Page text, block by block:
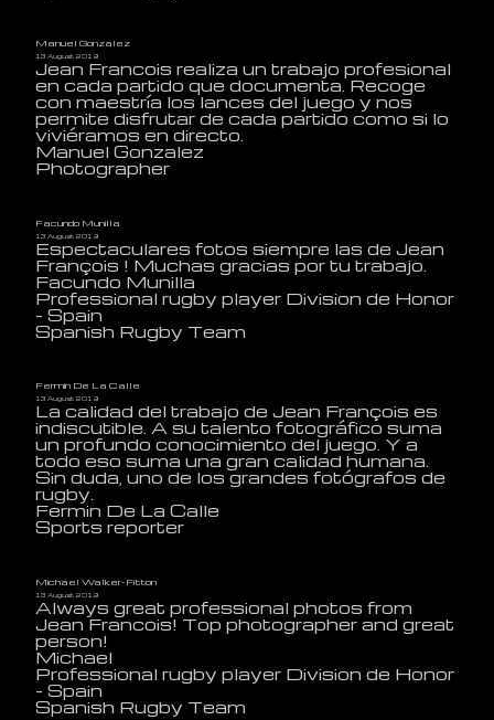
Manuel Gonzalez
13 August 2019
Jean Francois realiza un trabajo profesional
en cada partido que documenta. Recoge
con maestría los lances del juego y nos
permite disfrutar de cada partido como si lo
viviéramos en directo.
Manuel Gonzalez
Photographer
Facundo Munilla
13 August 2019
Espectaculares fotos siempre las de Jean
François ! Muchas gracias por tu trabajo.
Facundo Munilla
Professional rugby player Division de Honor
- Spain
Spanish Rugby Team
Fermin De La Calle
13 August 2019
La calidad del trabajo de Jean François es
indiscutible. A su talento fotográfico suma
un profundo conocimiento del juego. Y a
todo eso suma una gran calidad humana.
Sin duda, uno de los grandes fotógrafos de
rugby.
Fermin De La Calle
Sports reporter
Michael Walker-Fitton
13 August 2019
Always great professional photos from
Jean Francois! Top photographer and great
person!
Michael
Professional rugby player Division de Honor
- Spain
Spanish Rugby Team